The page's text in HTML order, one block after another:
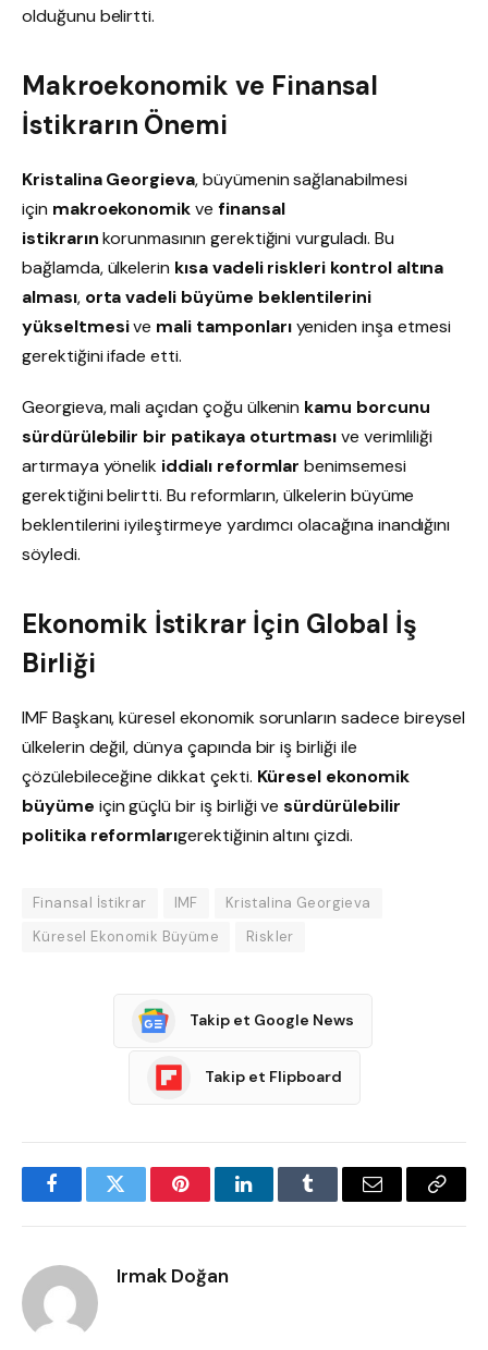
olduğunu belirtti.
Makroekonomik ve Finansal
İstikrarın Önemi
Kristalina Georgieva, büyümenin sağlanabilmesi
için makroekonomikve finansal
istikrarınkorunmasının gerektiğini vurguladı. Bu
bağlamda, ülkelerin kısa vadeli riskleri kontrol altına
alması, orta vadeli büyüme beklentilerini
yükseltmesive mali tamponlarıyeniden inşa etmesi
gerektiğini ifade etti.
Georgieva, mali açıdan çoğu ülkenin kamu borcunu
sürdürülebilir bir patikaya oturtmasıve verimliliği
artırmaya yönelik iddialı reformlar benimsemesi
gerektiğini belirtti. Bu reformların, ülkelerin büyüme
beklentilerini iyileştirmeye yardımcı olacağına inandığını
söyledi.
Ekonomik İstikrar İçin Global İş
Birliği
IMF Başkanı, küresel ekonomik sorunların sadece bireysel
ülkelerin değil, dünya çapında bir iş birliği ile
çözülebileceğine dikkat çekti. Küresel ekonomik
büyüme için güçlü bir iş birliği vesürdürülebilir
politika reformlarıgerektiğinin altını çizdi.
Finansal İstikrar IMF
Kristalina Georgieva
Küresel Ekonomik Büyüme
Riskler
Takip et Google News
Takip et Flipboard
FacebookTwitter PinterestLinkedInTumblr Email
Copy
Irmak Doğan